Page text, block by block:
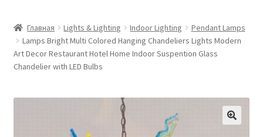
меню
Главная
Главная Lights & Lighting Indoor Lighting
Pendant Lamps
Lamps Bright Multi Colored Hanging Chandeliers Lights Modern
Art Decor Restaurant Hotel Home Indoor Suspention Glass
Chandelier with LED Bulbs